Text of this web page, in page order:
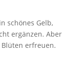
schönes Gelb,
ergänzen. Aber
erfreuen.